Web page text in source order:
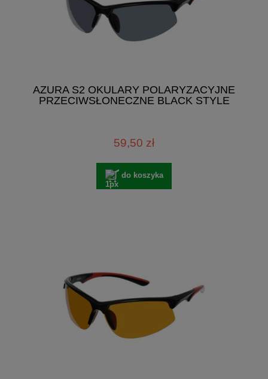
AZURA S2 OKULARY POLARYZACYJNE
PRZECIWSŁONECZNE BLACK STYLE
59,50 zł
do koszyka